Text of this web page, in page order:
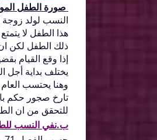
صورة الطفل
النسب لولد زوجة
هذا الطفل لا
ذلك الطفل لكن ان
إذا وقع القيام
يختلف بداية أجل
وهنا يحتسب
تارخ صجور حكم
للتحقق من ان
ب.نفي النسب